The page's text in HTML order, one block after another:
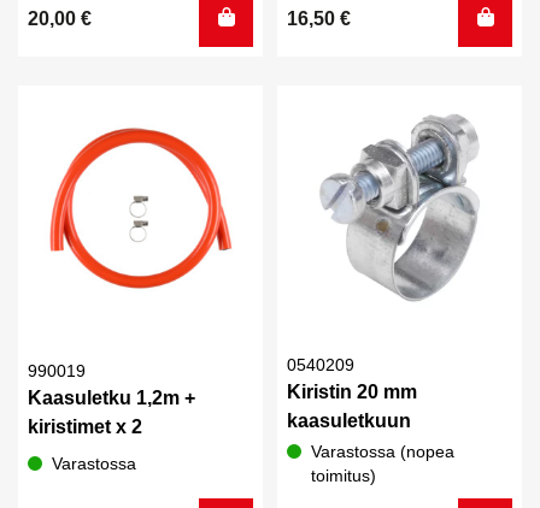
20,00 € 16,50 €
990019
Kaasuletku 1,2m +
kiristimet x 2
Varastossa
0540209
Kiristin 20 mm
kaasuletkuun
Varastossa (nopea
toimitus)